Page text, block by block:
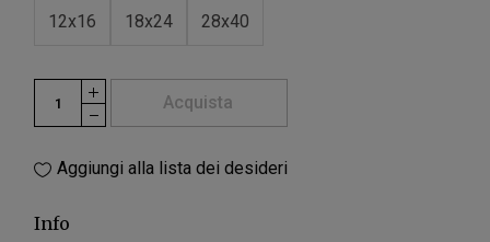
12x16 18x24 28x40
Acquista
Aggiungi alla lista dei desideri
Info